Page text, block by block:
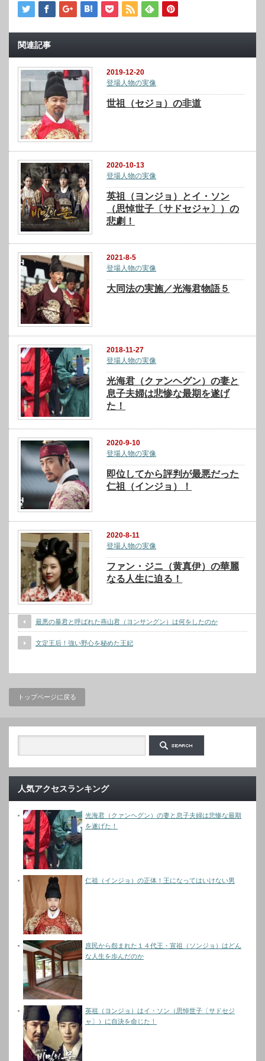
関連記事
2019-12-20
登場人物の実像
世祖（セジョ）の非道
2020-10-13
登場人物の実像
英祖（ヨンジョ）とイ・ソン
（思悼世子〔サドセジャ〕）の
悲劇！
2021-8-5
登場人物の実像
大同法の実施／光海君物語５
2018-11-27
登場人物の実像
光海君（クァンヘグン）の妻と
息子夫婦は悲惨な最期を遂げ
た！
2020-9-10
登場人物の実像
即位してから評判が最悪だった
仁祖（インジョ）！
2020-8-11
登場人物の実像
ファン・ジニ（黄真伊）の華麗
なる人生に迫る！
最悪の暴君と呼ばれた燕山君（ヨンサングン）は何をしたのか
文定王后！強い野心を秘めた王妃
トップページに戻る
人気アクセスランキング
光海君（クァンヘグン）の妻と息子夫婦は悲惨な最期
を遂げた！
仁祖（インジョ）の正体！王になってはいけない男
庶民から怨まれた１４代王・宣祖（ソンジョ）はどん
な人生を歩んだのか
英祖（ヨンジョ）はイ・ソン（思悼世子〔サドセジ
ャ〕）に自決を命じた！